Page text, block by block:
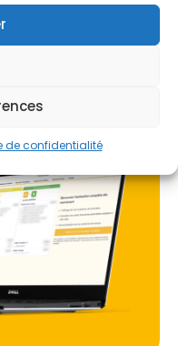
de confidentialité
aides !
!